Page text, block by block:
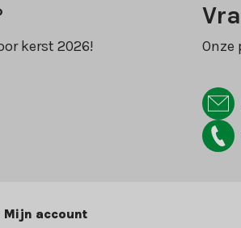
kerst 2026! Onze
Mijn account